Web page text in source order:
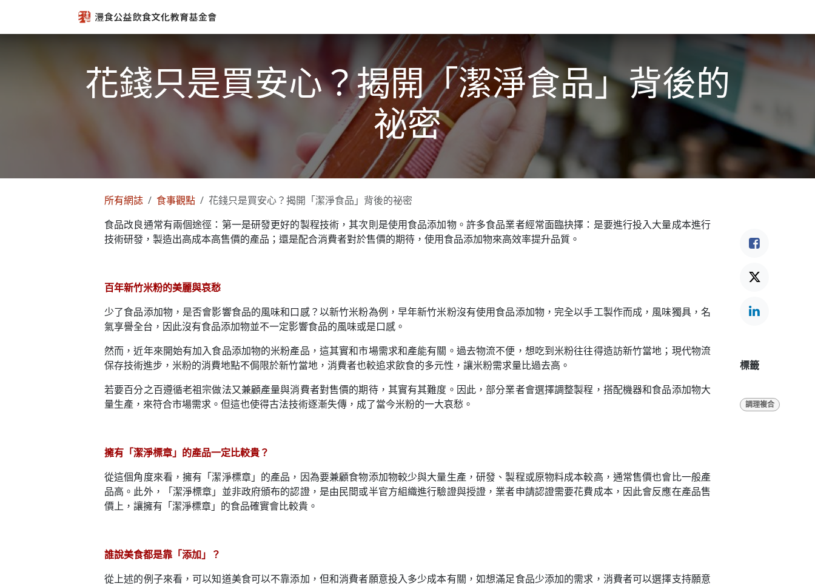
花錢只是買安心？揭開「潔淨食品」背後的
祕密
所有網誌 食事觀點
花錢只是買安心？揭開「潔淨食品」背後的祕密
食品改良通常有兩個途徑：第一是研發更好的製程技術，其次則是使用食品添加物。許多食品業者經常面臨抉擇：是要進行投入大量成本進行
技術研發，製造出高成本高售價的產品；還是配合消費者對於售價的期待，使用食品添加物來高效率提升品質。
百年新竹米粉的美麗與哀愁
少了食品添加物，是否會影響食品的風味和口感？以新竹米粉為例，早年新竹米粉沒有使用食品添加物，完全以手工製作而成，風味獨具，名
氣享譽全台，因此沒有食品添加物並不一定影響食品的風味或是口感。
然而，近年來開始有加入食品添加物的米粉產品，這其實和市場需求和產能有關。過去物流不便，想吃到米粉往往得造訪新竹當地；現代物流
保存技術進步，米粉的消費地點不侷限於新竹當地，消費者也較追求飲食的多元性，讓米粉需求量比過去高。
若要百分之百遵循老祖宗做法又兼顧產量與消費者對售價的期待，其實有其難度。因此，部分業者會選擇調整製程，搭配機器和食品添加物大
量生產，來符合市場需求。但這也使得古法技術逐漸失傳，成了當今米粉的一大哀愁。
擁有「潔淨標章」的產品一定比較貴？
從這個角度來看，擁有「潔淨標章」的產品，因為要兼顧食物添加物較少與大量生產，研發、製程或原物料成本較高，通常售價也會比一般產
品高。此外，「潔淨標章」並非政府頒布的認證，是由民間或半官方組織進行驗證與授證，業者申請認證需要花費成本，因此會反應在產品售
價上，讓擁有「潔淨標章」的食品確實會比較貴。
誰說美食都是靠「添加」？
從上述的例子來看，可以知道美食可以不靠添加，但和消費者願意投入多少成本有關，如想滿足食品少添加的需求，消費者可以選擇支持願意
標籤
調理複合